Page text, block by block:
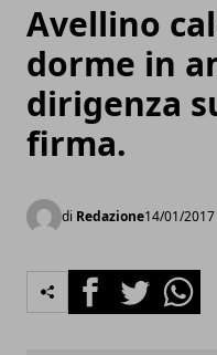
Avellino
dorme in
dirigenza
firma.
di Redazione14/01/2017
FacebookTwitter